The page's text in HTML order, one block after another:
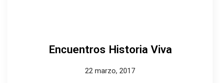
Encuentros Historia Viva
22 marzo, 2017